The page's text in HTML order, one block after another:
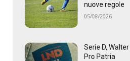
nuove regole
05/08/2026
Serie D,
Pro Patria